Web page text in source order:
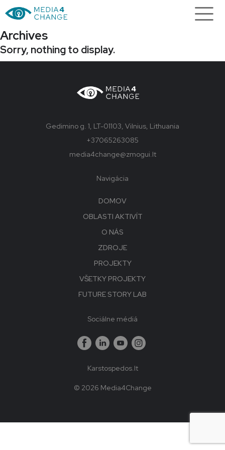
Archives
Sorry, nothing to display.
Gedimino g. 1, LT-01103, Vilnius, Lithuania
+37065263085
media4change@zmogui.lt
Navigácia
DOMOV
OBLASTI AKTIVÍT
O NÁS
ZDROJE
PROJEKTY
VŠETKY PROJEKTY
FUTURE STORY LAB
Sociálne médiá
Karstospedos.lt
© 2026 Media4Change